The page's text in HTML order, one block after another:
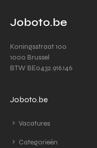
Joboto.be
Koningsstraat 100
1000 Brussel
BTW BE0432.916.146
Joboto.be
Vacatures
Categorieën